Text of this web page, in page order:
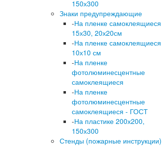
150х300
Знаки предупреждающие
-На пленке самоклеящиеся
15х30, 20х20см
-На пленке самоклеящиеся
10х10 см
-На пленке
фотолюминесцентные
самоклеящиеся
-На пленке
фотолюминесцентные
самоклеящиеся - ГОСТ
-На пластике 200х200,
150х300
Стенды (пожарные инструкции)